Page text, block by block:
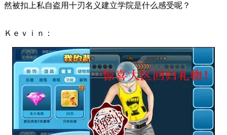
然被扣上私自盗用十刃名义建立学院是什么感受呢？
Ｋｅｖｉｎ：